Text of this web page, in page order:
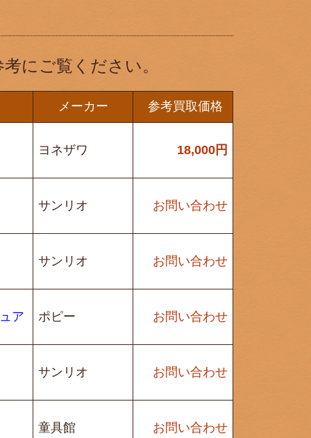
にご覧ください。
メーカー 参考買取価格
ヨネザワ 18,000円
サンリオ お問い合わせ
サンリオ お問い合わせ
ア ポピー お問い合わせ
サンリオ お問い合わせ
童具館 お問い合わせ